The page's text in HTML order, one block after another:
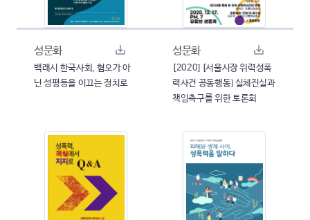
성문화
백래시 한국사회, 혐오가 아
닌 성평등을 이끄는 정치로
성문화
[2020] [서울시장 위력성폭
력사건 공동행동] 실체진실과
책임촉구를 위한 토론회